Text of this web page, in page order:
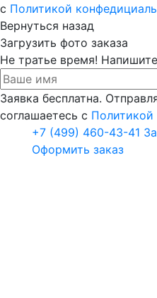
с Политикой
Вернуться назад
Загрузить фото заказа
Не тратье время!
Заявка бесплатна.
соглашаетесь с Политикой
+7 (499) 460-43-41
Оформить заказ